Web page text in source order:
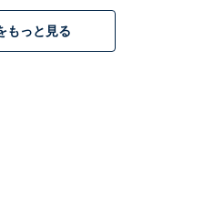
もっと見る